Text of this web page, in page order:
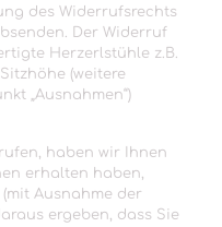
des Widerrufsrechts
Der Widerruf
Herzerlstühle z.B.
(weitere
„Ausnahmen“)
haben wir Ihnen
erhalten haben,
Ausnahme der
ergeben, dass Sie